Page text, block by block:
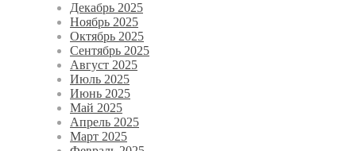
Декабрь 2025
Ноябрь 2025
Октябрь 2025
Сентябрь 2025
Август 2025
Июль 2025
Июнь 2025
Май 2025
Апрель 2025
Март 2025